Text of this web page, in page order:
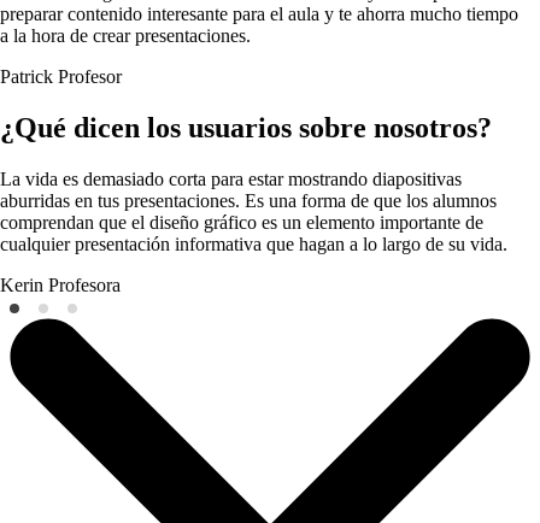
preparar contenido interesante para el aula y te ahorra mucho tiempo
a la hora de crear presentaciones.
Patrick Profesor
¿Qué dicen los usuarios sobre nosotros?
La vida es demasiado corta para estar mostrando diapositivas
aburridas en tus presentaciones. Es una forma de que los alumnos
comprendan que el diseño gráfico es un elemento importante de
cualquier presentación informativa que hagan a lo largo de su vida.
Kerin Profesora